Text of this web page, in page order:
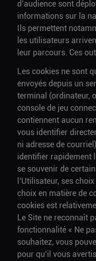
d’audience sont
informations sur la
Ils permettent
les utilisateurs
leur parcours. Ces
Les cookies ne sont
envoyés depuis un
terminal (ordinateur,
console de jeu
contiennent aucun
vous identifier
ni adresse de
identifier rapidement
se souvenir de
l’Utilisateur, ses
choix en matière de
cookies est
Le Site ne reconnaît
fonctionnalité « Ne
souhaitez, vous
pour qu’il vous